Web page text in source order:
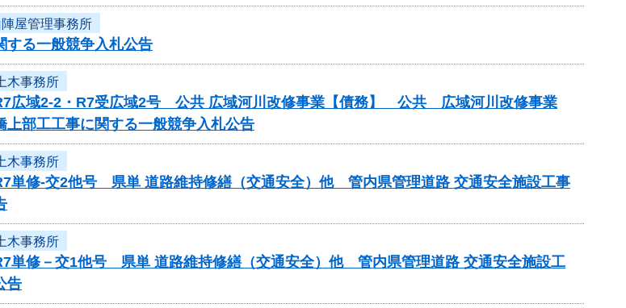
屋管理事務所
する一般競争入札公告
木事務所
広域2-2・R7受広域2号 公共 広域河川改修事業【債務】 公共 広域河川改修事業
部工工事に関する一般競争入札公告
木事務所
単修-交2他号 県単 道路維持修繕（交通安全）他 管内県管理道路 交通安全施設工事
木事務所
単修－交1他号 県単 道路維持修繕（交通安全）他 管内県管理道路 交通安全施設工
告